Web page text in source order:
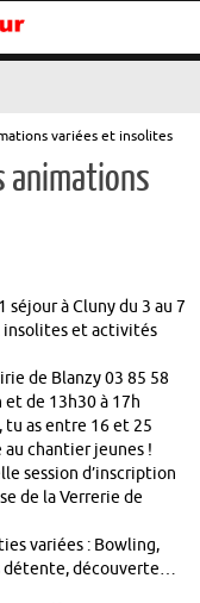
variées et insolites
animations
séjour à Cluny du 3 au 7
insolites et activités
de Blanzy 03 85 58
de 13h30 à 17h
tu as entre 16 et 25
au chantier jeunes !
session d’inscription
de la Verrerie de
variées : Bowling,
détente, découverte…